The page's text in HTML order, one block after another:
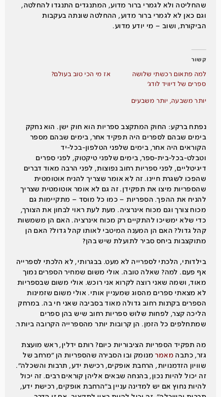
שהחליטה ולא לגמרי ברור מדוע, המתנגדים התנגדו להחלטה,
וגם כאן לא לגמרי ברור מדוע, ההחלטה שונתה בעקבות
הביקורת, ושוב – מי יודע מדוע.
קשור
למה פתאום רכשתי שלושה
ספרים של דיוויד לודג׳
אז מי הכי טוב בעולם?
יותר משבעה, יותר משבעים
נפתח ברקע: החוק המתקצב ספריות הוא חוק ישן. הוא נחקק
בימים שבהם לספרים היה תפקיד אחר, בימים שבהם מספר
הקוראים היה אחר, בימים שלפני הטלפון-בכל-יד
וטבלט-בכל-בית-ספר, בימים שלפני טיקטוק, לפני ספרים
דיגיטליים, לפני ספריות רחוב נפוצות, לפני הרבה מאוד דברים
שהפכו לשגרת חיינו. זה לא אומר שצריך להניח אוטומטית
שהספריות מיצו את תפקידן. זה גם לא אומר אוטומטית שצריך
להניח את ההפך. הספריות – כמו כל מוסד – מתקיימות גם
מכוח צורך וגם מכוח אינרציה. מעת לעת ראוי לבחון את הצורך,
כדי שלא ימשיכו להתקיים רק מכוח אינרציה. האם הן משמשות
קהל גדול? האם הן המענה המיטבי לאותו קהל גדול? האם הן
מתוקצבות ביחס סביר לתועלת שיש בהן?
בילדותי, הלכתי לספרייה לא מעט. בבגרותי, לא הלכתי לספרייה
אף פעם. למה? שאלה טובה. אולי משום שמחיר הספרים נמוך
מאוד, ושמה שאני רוצה לקרוא אני רוכש. אולי משום שבספריות
לא מצאתי ספרים מהסוג שמעניין אותי. אולי משום שזמינות
הספרים בקרנות רחוב גדולה מאוד בסביבה שאני חי בה. במרחק
הליכה קצר, לפחות שלוש ספריות רחוב שיש בהן ספרים
שמתחלפים כל הזמן. הן קרובות יותר מהספרייה הקרובה ביותר.
מה תפקיד הספריות הציבוריות כיום? רותם ידלין, ראש מועצת
גזר, כתבה מאמרמנומק ובו הסבירה שהספריות הן ״מרחב של
שוויון הזדמנויות, הרחבת אופקים, רכישת ידע, תרבות והשכלה״.
זה יכול להיות נכון, בהנחה שבאים אליהן קוראים רבים. זה יכול
להיות נחוץ אם יש למדינה עניין ב״הרחבת אופקים, רכישת ידע,